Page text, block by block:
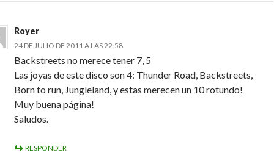
Royer
24 DE JULIO DE 2011 A LAS 22:58
Backstreets no merece tener 7, 5
Las joyas de este disco son 4: Thunder Road, Backstreets,
Born to run, Jungleland, y estas merecen un 10 rotundo!
Muy buena página!
Saludos.
RESPONDER